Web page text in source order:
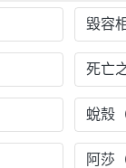
毀容
死亡
蛻殼
阿莎